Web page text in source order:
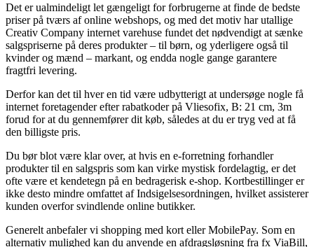
Det er ualmindeligt let gængeligt for forbrugerne at finde de bedste
priser på tværs af online webshops, og med det motiv har utallige
Creativ Company internet varehuse fundet det nødvendigt at sænke
salgspriserne på deres produkter – til børn, og yderligere også til
kvinder og mænd – markant, og endda nogle gange garantere
fragtfri levering.
Derfor kan det til hver en tid være udbytterigt at undersøge nogle få
internet foretagender efter rabatkoder på Vliesofix, B: 21 cm, 3m
forud for at du gennemfører dit køb, således at du er tryg ved at få
den billigste pris.
Du bør blot være klar over, at hvis en e-forretning forhandler
produkter til en salgspris som kan virke mystisk fordelagtig, er det
ofte være et kendetegn på en bedragerisk e-shop. Kortbestillinger er
ikke desto mindre omfattet af Indsigelsesordningen, hvilket assisterer
kunden overfor svindlende online butikker.
Generelt anbefaler vi shopping med kort eller MobilePay. Som en
alternativ mulighed kan du anvende en afdragsløsning fra fx ViaBill,